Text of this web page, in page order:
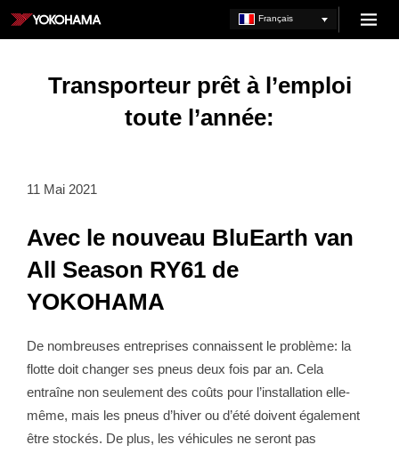
Skip
YOKOHAMA
Français
Menu
Transporteur prêt à l’emploi
toute l’année:
11 Mai 2021
Avec le nouveau BluEarth van
All Season RY61 de
YOKOHAMA
De nombreuses entreprises connaissent le problème: la
flotte doit changer ses pneus deux fois par an. Cela
entraîne non seulement des coûts pour l’installation elle-
même, mais les pneus d’hiver ou d’été doivent également
être stockés. De plus, les véhicules ne seront pas